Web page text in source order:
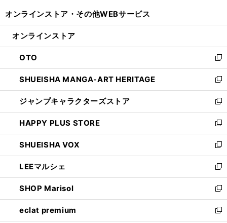
開
ン
ウ
で
開
く
ウ
ン
ド
ウ
で
開
く
オンラインストア・ その他WEBサービス
オンラインストア
OTO
新
し
い
ウ
ィ
ン
ド
ウ
で
開
く
SHUEISHA MANGA-ART HERITAGE
新
し
い
ウ
ィ
ン
ド
ウ
で
開
く
ジャンプキャラクターズストア
新
し
い
ウ
ィ
ン
ド
ウ
で
開
く
HAPPY PLUS STORE
新
し
い
ウ
ィ
ン
ド
ウ
で
開
SHUEISHA VOX
新
し
い
ウ
ィ
ン
ド
LEEマルシェ
新
し
い
ウ
ィ
SHOP Marisol
新
し
い
eclat premium
新